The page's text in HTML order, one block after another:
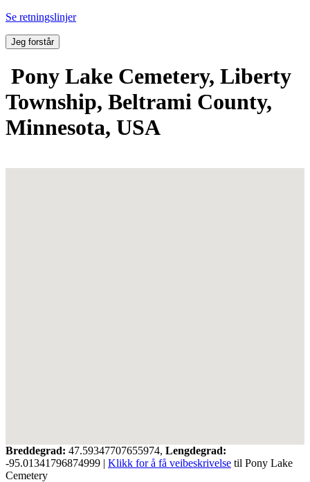
Se retningslinjer
Jeg forstår
Pony Lake Cemetery, Liberty
Township, Beltrami County,
Minnesota, USA
Breddegrad: 47.59347707655974, Lengdegrad:
-95.01341796874999 | Klikk for å få veibeskrivelse til Pony Lake
Cemetery